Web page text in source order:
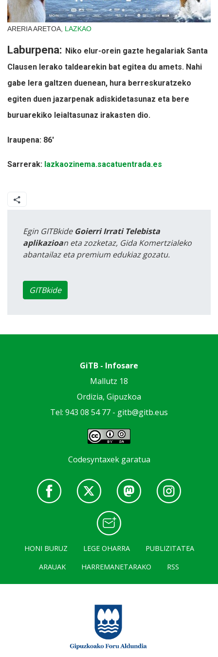
ARERIA ARETOA, LAZKAO
Laburpena: Niko elur-orein gazte hegalariak Santa
Clausen lerako taldearekin bat egitea du amets. Nahi
gabe lera galtzen duenean, hura berreskuratzeko
egiten duen jazarpenak adiskidetasunaz eta bere
buruarekiko leialtasunaz irakasten dio.
Iraupena: 86'
Sarrerak: lazkaozinema.sacatuentrada.es
Egin GITBkide Goierri Irrati Telebista
aplikazioan eta zozketaz, Gida Komertzialeko
abantailaz eta premium edukiaz gozatu.
GITBkide
GiTB - Infosare
Mallutz 18
Ordizia, Gipuzkoa
Tel: 943 08 54 77 - gitb@gitb.eus
Codesyntaxek garatua
HONI BURUZ LEGE OHARRA
PUBLIZITATEA
ARAUAK
HARREMANETARAKO RSS